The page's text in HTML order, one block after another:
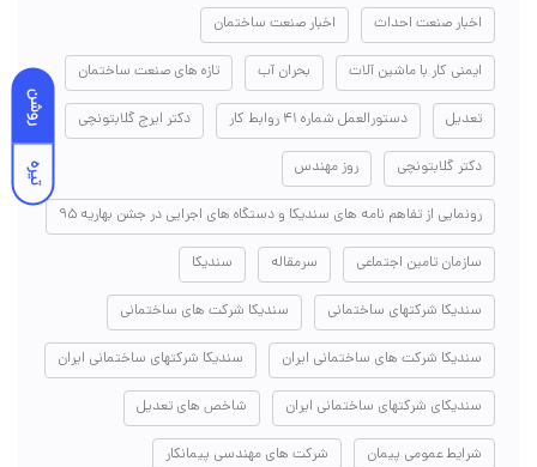
روشن
تیره
اخبار صنعت احداث اخبار صنعت ساختمان
ایمنی کار با ماشین آلات بحران آب تازه های صنعت ساختمان
تعدیل دستورالعمل شماره ۴۱ روابط کار دکتر ایرج گلابتونچی
دکتر گلابتونچی روز مهندس
رونمایی از تفاهم نامه های سندیکا و دستگاه های اجرایی در جشن بهاریه ۹۵
سازمان تامین اجتماعی سرمقاله سندیکا
سندیکا شرکتهای ساختمانی سندیکا شرکت های ساختمانی
سندیکا شرکت های ساختمانی ایران سندیکا شرکتهای ساختمانی ایران
سندیکای شرکتهای ساختمانی ایران شاخص های تعدیل
شرایط عمومی پیمان شرکت های مهندسی پیمانکار